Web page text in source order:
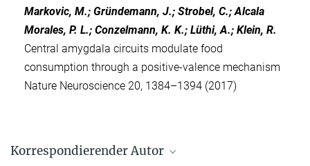
Markovic, M.; Gründemann, J.; Strobel, C.; Alcala
Morales, P. L.; Conzelmann, K. K.; Lüthi, A.; Klein, R.
Central amygdala circuits modulate food
consumption through a positive-valence mechanism
Nature Neuroscience 20, 1384–1394 (2017)
Korrespondierender Autor